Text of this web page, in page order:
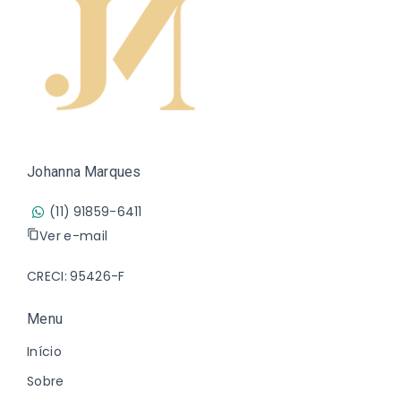
Johanna Marques
(11) 91859-6411
Ver e-mail
CRECI: 95426-F
Menu
Início
Sobre